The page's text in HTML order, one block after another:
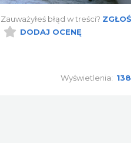
Zauważyłeś błąd w treści? ZGŁOŚ
DODAJ OCENĘ
Wyświetlenia: 138